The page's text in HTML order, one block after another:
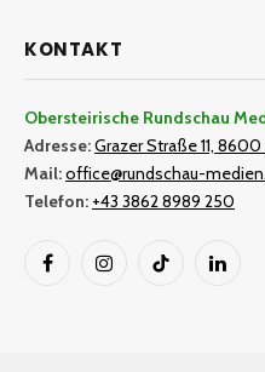
KONTAKT
Obersteirische Rundschau
Adresse:Grazer Straße 11, 8600
Mail:office@rundschau-
Telefon: +43 3862 8989 250
FacebookInstagramTikTok